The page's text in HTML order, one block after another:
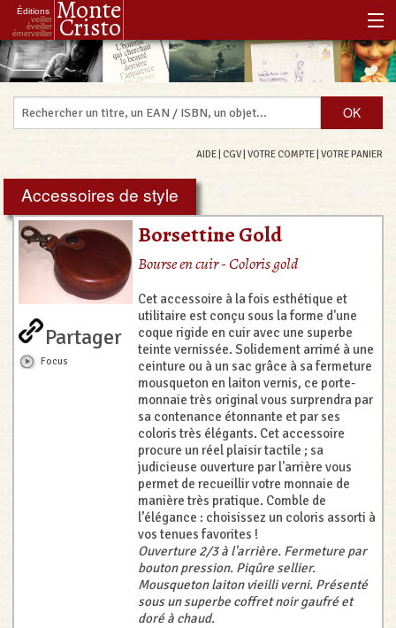
Éditions Monte
Cristo
veiller
éveiller
émerveiller
Accueil
Notre histoire
Notre boutique
Les Réenchanteurs Associés
AIDE CGV| VOTRE COMPTE VOTRE PANIER
Accessoires de style
Partager
Focus
Borsettine Gold
Bourse en cuir - Coloris gold
Cet accessoire à la fois esthétique et
utilitaire est conçu sous la forme d'une
coque rigide en cuir avec une superbe
teinte vernissée. Solidement arrimé à une
ceinture ou à un sac grâce à sa fermeture
mousqueton en laiton vernis, ce porte-
monnaie très original vous surprendra par
sa contenance étonnante et par ses
coloris très élégants. Cet accessoire
procure un réel plaisir tactile ; sa
judicieuse ouverture par l'arrière vous
permet de recueillir votre monnaie de
manière très pratique. Comble de
l’élégance : choisissez un coloris assorti à
vos tenues favorites !
Ouverture 2/3 à l'arrière. Fermeture par
bouton pression. Piqûre sellier.
Mousqueton laiton vieilli verni. Présenté
sous un superbe coffret noir gaufré et
doré à chaud.